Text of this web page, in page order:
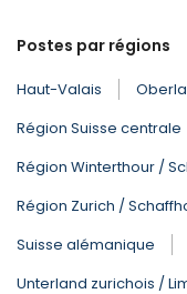
Postes par régions
Haut-Valais
Région Suisse centrale
Région Winterthour /
Région Zurich /
Suisse alémanique
Unterland zurichois /